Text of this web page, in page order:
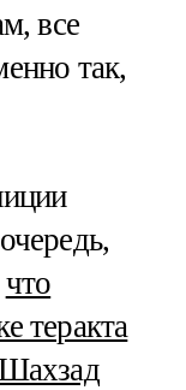
все
так,
что
теракта